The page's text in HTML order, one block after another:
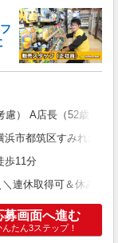
慮） A店長（52歳）
浜市都筑区すみれが
歩11分
連休取得可＆休みや
募画面へ進む
んたん3ステップ！